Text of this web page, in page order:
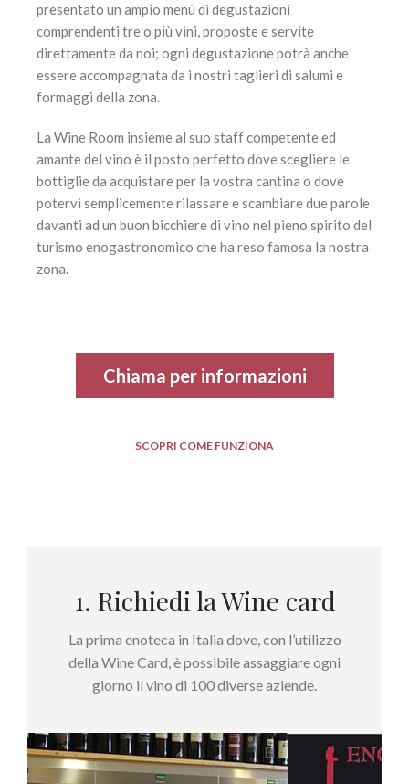
presentato un ampio menù di degustazioni
comprendenti tre o più vini, proposte e servite
direttamente da noi; ogni degustazione potrà anche
essere accompagnata da i nostri taglieri di salumi e
formaggi della zona.
La Wine Room insieme al suo staff competente ed
amante del vino è il posto perfetto dove scegliere le
bottiglie da acquistare per la vostra cantina o dove
potervi semplicemente rilassare e scambiare due parole
davanti ad un buon bicchiere di vino nel pieno spirito del
turismo enogastronomico che ha reso famosa la nostra
zona.
Chiama per informazioni
SCOPRI COME FUNZIONA
1. Richiedi la Wine card
La prima enoteca in Italia dove, con l’utilizzo
della Wine Card, è possibile assaggiare ogni
giorno il vino di 100 diverse aziende.